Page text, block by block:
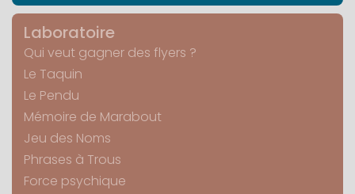
Laboratoire
Qui veut gagner des flyers ?
Le Taquin
Le Pendu
Mémoire de Marabout
Jeu des Noms
Phrases à Trous
Force psychique